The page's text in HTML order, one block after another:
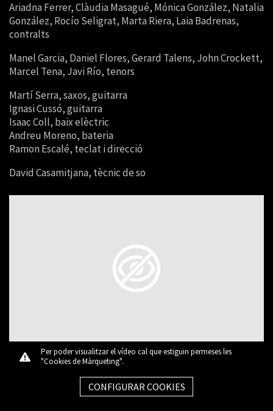
Ariadna Ferrer, Clàudia Masagué, Mónica González, Natalia
González, Rocío Seligrat, Marta Riera, Laia Badrenas,
contralts
Manel Garcia, Daniel Flores, Gerard Talens, John Crockett,
Marcel Tena, Javi Río, tenors
Martí Serra, saxos, guitarra
Ignasi Cussó, guitarra
Isaac Coll, baix elèctric
Andreu Moreno, bateria
Ramon Escalé, teclat i direcció
David Casamitjana, tècnic de so
Per poder visualitzar el vídeo cal que estiguin permeses les
"Cookies de Màrqueting".
CONFIGURAR COOKIES